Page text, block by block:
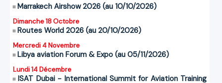
Marrakech Airshow 2026 (au 10/10/2026)
Dimanche 18 Octobre
Routes World 2026 (au 20/10/2026)
Mercredi 4 Novembre
Libya aviation Forum & Expo (au 05/11/2026)
Lundi 14 Décembre
ISAT Dubai - International Summit for Aviation Training